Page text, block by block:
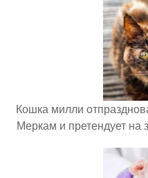
Кошка милли
Меркам и претендует на